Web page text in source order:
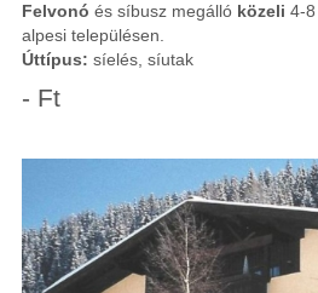
Felvonó és síbusz megálló közeli 4-
alpesi településen.
Úttípus: síelés, síutak
- Ft